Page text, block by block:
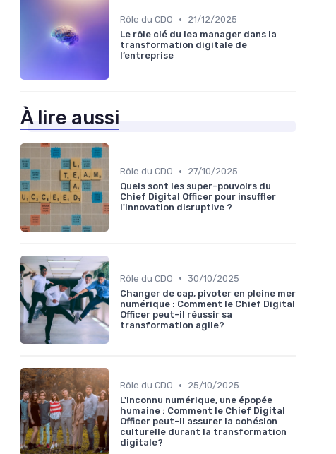
Rôle du CDO •
21/12/2025
Le rôle clé du lea manager dans la
transformation digitale de
l’entreprise
À lire aussi
Rôle du CDO •
27/10/2025
Quels sont les super-pouvoirs du
Chief Digital Officer pour insuffler
l'innovation disruptive ?
Rôle du CDO • 30/10/2025
Changer de cap, pivoter en pleine mer
numérique : Comment le Chief Digital
Officer peut-il réussir sa
transformation agile?
Rôle du CDO •
25/10/2025
L'inconnu numérique, une épopée
humaine : Comment le Chief Digital
Officer peut-il assurer la cohésion
culturelle durant la transformation
digitale?